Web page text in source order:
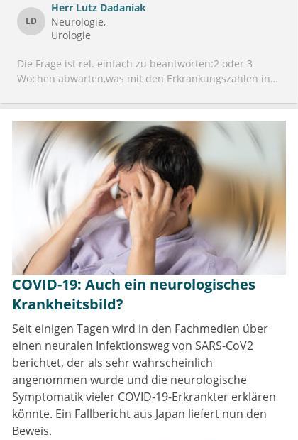
LD
Herr Lutz Dadaniak
Neurologie
Urologie
Die Frage ist rel. einfach zu beantworten:2 oder 3
Wochen abwarten,was mit den Erkrankungszahlen in
man,was eine "Öffnung" bewirkt und kann evtl.
"nachziehen".
COVID-19: Auch ein neurologisches
Krankheitsbild?
Seit einigen Tagen wird in den Fachmedien über
einen neuralen Infektionsweg von SARS-CoV2
berichtet, der als sehr wahrscheinlich
angenommen wurde und die neurologische
Symptomatik vieler COVID-19-Erkrankter erklären
könnte. Ein Fallbericht aus Japan liefert nun den
Beweis.